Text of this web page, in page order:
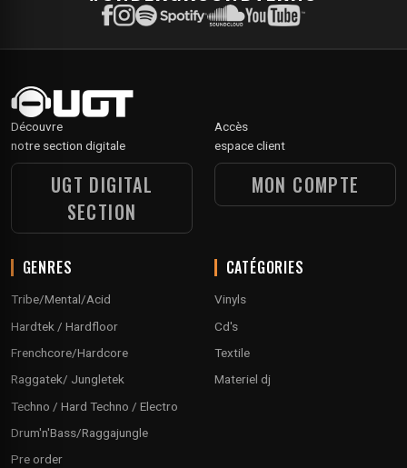
Découvre
notre section digitale
UGT DIGITAL
SECTION
Accès
espace client
MON COMPTE
GENRES
Tribe/Mental/Acid
Hardtek / Hardfloor
Frenchcore/Hardcore
Raggatek/ Jungletek
Techno / Hard Techno / Electro
Drum'n'Bass/Raggajungle
Pre order
CATÉGORIES
Vinyls
Cd's
Textile
Materiel dj